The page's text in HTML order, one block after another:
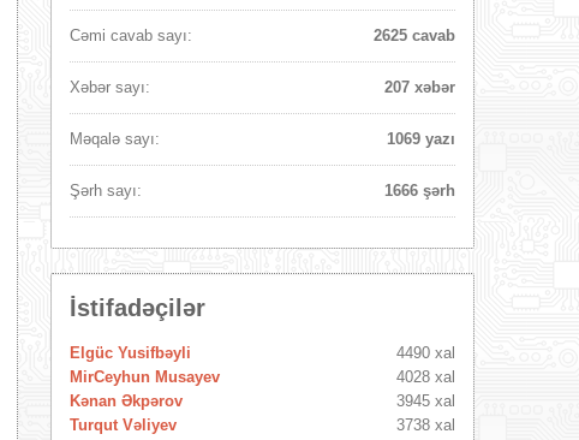
Cəmi cavab sayı: 2625 cavab
Xəbər sayı: 207 xəbər
Məqalə sayı: 1069 yazı
Şərh sayı: 1666 şərh
İstifadəçilər
Elgüc Yusifbəyli
4490 xal
MirCeyhun Musayev
4028 xal
Kənan Əkpərov
3945 xal
Turqut Vəliyev
3738 xal